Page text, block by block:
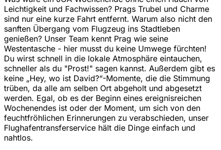
Leichtigkeit und Fachwissen? Prags Trubel und Charme
sind nur eine kurze Fahrt entfernt. Warum also nicht den
sanften Übergang vom Flugzeug ins Stadtleben
genießen? Unser Team kennt Prag wie seine
Westentasche - hier musst du keine Umwege fürchten!
Du wirst schnell in die lokale Atmosphäre eintauchen,
schneller als du "Prost!" sagen kannst. Außerdem gibt es
keine „Hey, wo ist David?“-Momente, die die Stimmung
trüben, da alle am selben Ort abgeholt und abgesetzt
werden. Egal, ob es der Beginn eines ereignisreichen
Wochenendes ist oder der Moment, um sich von den
feuchtfröhlichen Erinnerungen zu verabschieden, unser
Flughafentransferservice hält die Dinge einfach und
nahtlos.